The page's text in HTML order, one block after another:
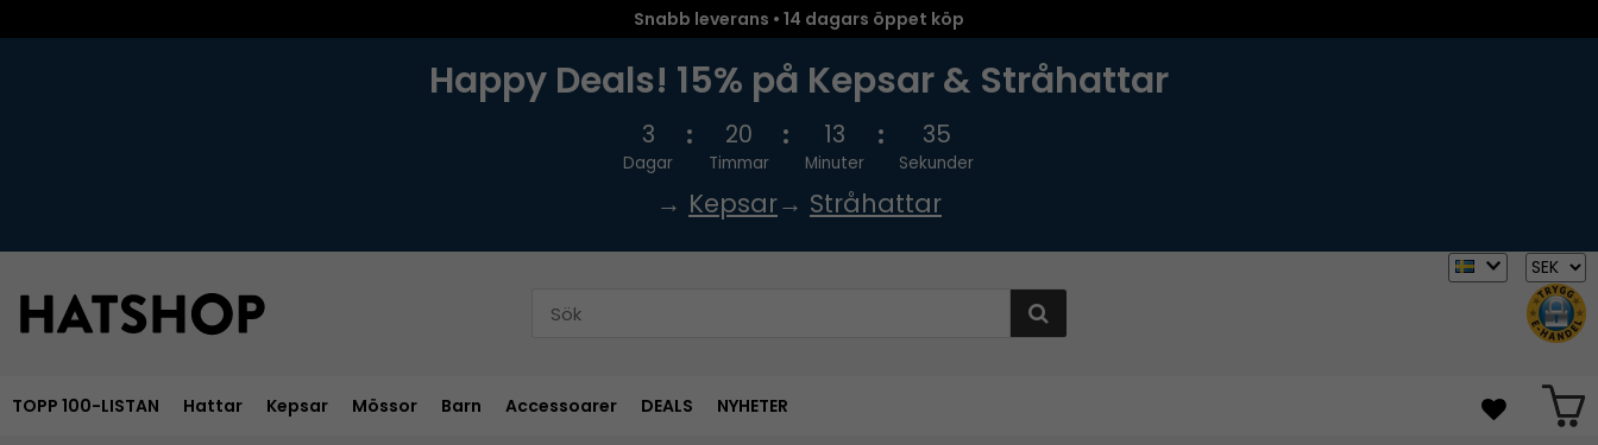
Snabb leverans • 14 dagars öppet köp
Happy Deals! 15% på Kepsar & Stråhattar
3
Dagar
20
Timmar
13
Minuter
34
Sekunder
→ Kepsar→ Stråhattar
TOPP 100-LISTAN Hattar Kepsar Mössor Barn Accessoarer DEALS NYHETER